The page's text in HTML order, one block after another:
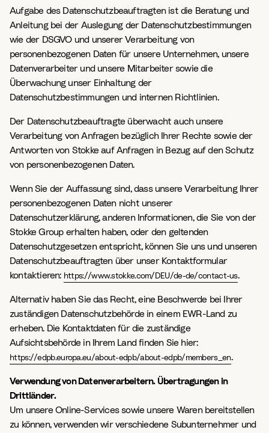
Aufgabe des Datenschutzbeauftragten ist die Beratung und
Anleitung bei der Auslegung der Datenschutzbestimmungen
wie der DSGVO und unserer Verarbeitung von
personenbezogenen Daten für unsere Unternehmen, unsere
Datenverarbeiter und unsere Mitarbeiter sowie die
Überwachung unser Einhaltung der
Datenschutzbestimmungen und internen Richtlinien.
Der Datenschutzbeauftragte überwacht auch unsere
Verarbeitung von Anfragen bezüglich Ihrer Rechte sowie der
Antworten von Stokke auf Anfragen in Bezug auf den Schutz
von personenbezogenen Daten.
Wenn Sie der Auffassung sind, dass unsere Verarbeitung Ihrer
personenbezogenen Daten nicht unserer
Datenschutzerklärung, anderen Informationen, die Sie von der
Stokke Group erhalten haben, oder den geltenden
Datenschutzgesetzen entspricht, können Sie uns und unseren
Datenschutzbeauftragten über unser Kontaktformular
kontaktieren: https://www.stokke.com/DEU/de-de/contact-us.
Alternativ haben Sie das Recht, eine Beschwerde bei Ihrer
zuständigen Datenschutzbehörde in einem EWR-Land zu
erheben. Die Kontaktdaten für die zuständige
Aufsichtsbehörde in Ihrem Land finden Sie hier:
https://edpb.europa.eu/about-edpb/about-edpb/members_en.
Verwendung von Datenverarbeitern. Übertragungen in
Drittländer.
Um unsere Online-Services sowie unsere Waren bereitstellen
zu können, verwenden wir verschiedene Subunternehmer und